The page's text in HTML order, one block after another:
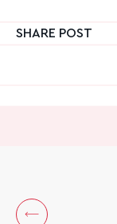
SHARE POST